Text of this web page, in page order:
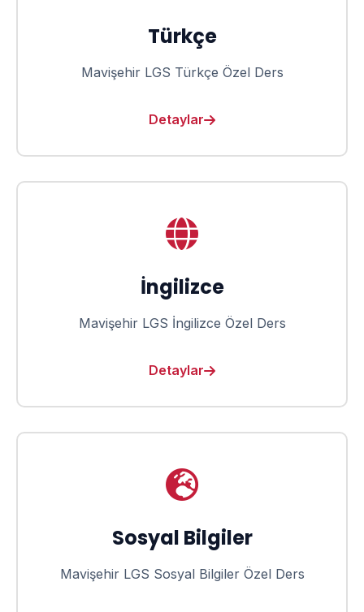
Türkçe
Mavişehir LGS Türkçe Özel Ders
Detaylar
İngilizce
Mavişehir LGS İngilizce Özel Ders
Detaylar
Sosyal Bilgiler
Mavişehir LGS Sosyal Bilgiler Özel Ders